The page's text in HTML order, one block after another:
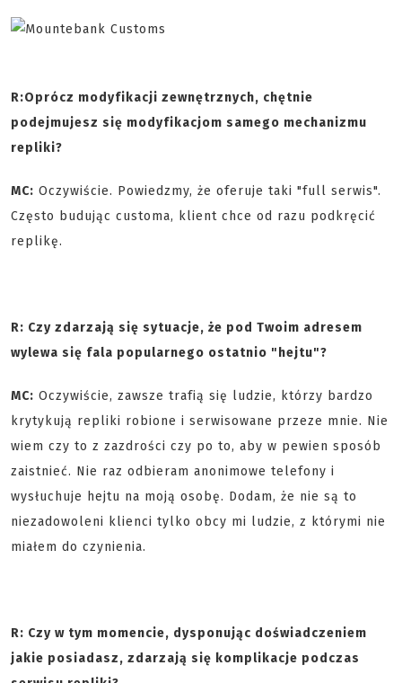
R:Oprócz modyfikacji zewnętrznych, chętnie
podejmujesz się modyfikacjom samego mechanizmu
repliki?
MC: Oczywiście. Powiedzmy, że oferuje taki "full serwis".
Często budując customa, klient chce od razu podkręcić
replikę.
R: Czy zdarzają się sytuacje, że pod Twoim adresem
wylewa się fala popularnego ostatnio "hejtu"?
MC: Oczywiście, zawsze trafią się ludzie, którzy bardzo
krytykują repliki robione i serwisowane przeze mnie. Nie
wiem czy to z zazdrości czy po to, aby w pewien sposób
zaistnieć. Nie raz odbieram anonimowe telefony i
wysłuchuje hejtu na moją osobę. Dodam, że nie są to
niezadowoleni klienci tylko obcy mi ludzie, z którymi nie
miałem do czynienia.
R: Czy w tym momencie, dysponując doświadczeniem
jakie posiadasz, zdarzają się komplikacje podczas